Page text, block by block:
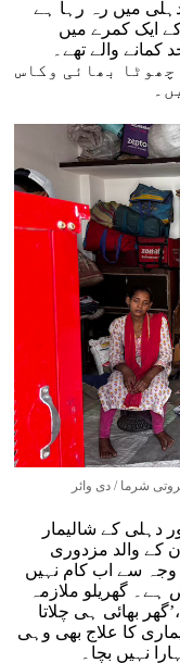
دہلی میں رہ رہا ہے
ایک کمرے میں
کمانے والے تھے۔
کی ماں، باپ اور 17 سالہ چھوٹا بھائی وکاس
شرما / دی وائر
دہلی کے شالیمار
کے والد مزدوری
وجہ سے اب کام نہیں
ہے۔ گھریلو ملازمہ
بھائی ہی چلاتا
کا علاج بھی وہی